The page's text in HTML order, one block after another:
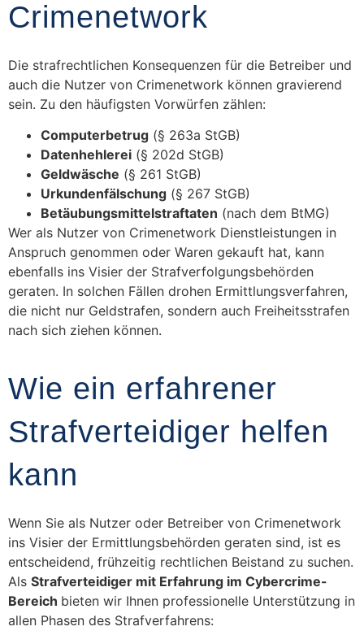
Crimenetwork
Die strafrechtlichen Konsequenzen für die Betreiber und
auch die Nutzer von Crimenetwork können gravierend
sein. Zu den häufigsten Vorwürfen zählen:
Computerbetrug (§ 263a StGB)
Datenhehlerei (§ 202d StGB)
Geldwäsche (§ 261 StGB)
Urkundenfälschung (§ 267 StGB)
Betäubungsmittelstraftaten (nach dem BtMG)
Wer als Nutzer von Crimenetwork Dienstleistungen in
Anspruch genommen oder Waren gekauft hat, kann
ebenfalls ins Visier der Strafverfolgungsbehörden
geraten. In solchen Fällen drohen Ermittlungsverfahren,
die nicht nur Geldstrafen, sondern auch Freiheitsstrafen
nach sich ziehen können.
Wie ein erfahrener
Strafverteidiger helfen
kann
Wenn Sie als Nutzer oder Betreiber von Crimenetwork
ins Visier der Ermittlungsbehörden geraten sind, ist es
entscheidend, frühzeitig rechtlichen Beistand zu suchen.
Als Strafverteidiger mit Erfahrung im Cybercrime-
Bereich bieten wir Ihnen professionelle Unterstützung in
allen Phasen des Strafverfahrens: